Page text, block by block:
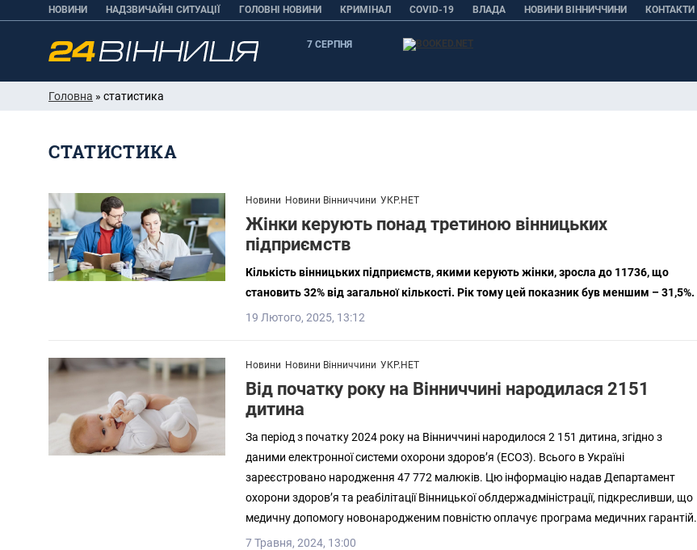
НОВИНИ НАДЗВИЧАЙНІ СИТУАЦІЇ ГОЛОВНІ НОВИНИ КРИМІНАЛ COVID-19 ВЛАДА НОВИНИ ВІННИЧЧИНИ КОНТАКТИ
7 СЕРПНЯ
Головна » статистика
СТАТИСТИКА
Новини Новини Вінниччини УКР.НЕТ
Жінки керують понад третиною вінницьких
підприємств
Кількість вінницьких підприємств, якими керують жінки, зросла до 11736, що
становить 32% від загальної кількості. Рік тому цей показник був меншим – 31,5%.
19 Лютого, 2025, 13:12
Новини Новини Вінниччини УКР.НЕТ
Від початку року на Вінниччині народилася 2151
дитина
За період з початку 2024 року на Вінниччині народилося 2 151 дитина, згідно з
даними електронної системи охорони здоров’я (ЕСОЗ). Всього в Україні
зареєстровано народження 47 772 малюків. Цю інформацію надав Департамент
охорони здоров’я та реабілітації Вінницької облдержадміністрації, підкресливши, що
медичну допомогу новонародженим повністю оплачує програма медичних гарантій.
7 Травня, 2024, 13:00